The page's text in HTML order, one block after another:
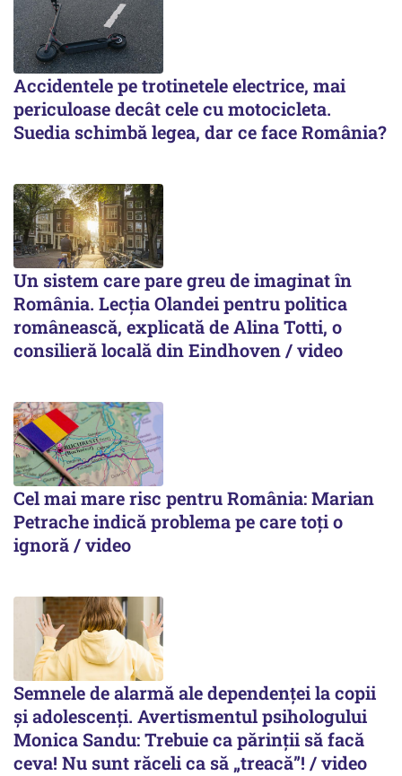
Accidentele pe trotinetele electrice, mai
periculoase decât cele cu motocicleta.
Suedia schimbă legea, dar ce face România?
Un sistem care pare greu de imaginat în
România. Lecția Olandei pentru politica
românească, explicată de Alina Totti, o
consilieră locală din Eindhoven / video
Cel mai mare risc pentru România: Marian
Petrache indică problema pe care toți o
ignoră / video
Semnele de alarmă ale dependenței la copii
și adolescenți. Avertismentul psihologului
Monica Sandu: Trebuie ca părinții să facă
ceva! Nu sunt răceli ca să „treacă”! / video